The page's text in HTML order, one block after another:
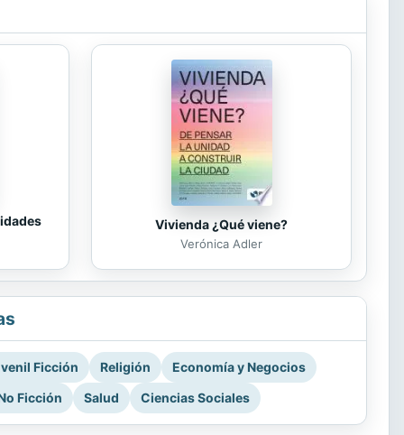
Vivienda ¿Qué viene?
Verónica Adler
Ficción Religión
Economía y Negocios
Ficción
Salud Ciencias Sociales